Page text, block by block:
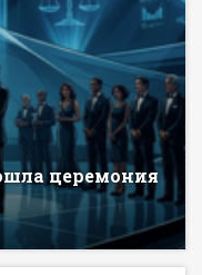
церемония